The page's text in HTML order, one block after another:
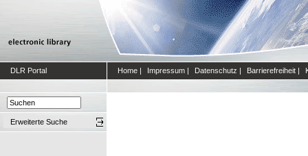
DLR Portal Home | Impressum | Datenschutz | Barrierefreiheit |
Erweiterte Suche